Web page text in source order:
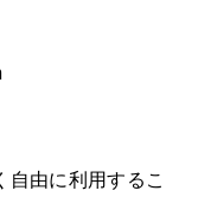
自由に利用するこ